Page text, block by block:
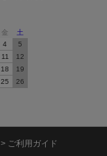
金
土
4
5
11
12
18
19
25
26
> ご利用ガイド